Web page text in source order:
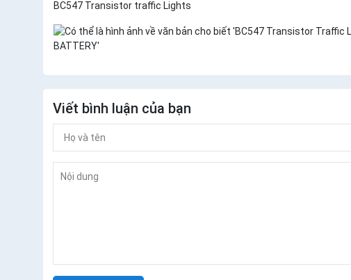
BC547 Transistor traffic Lights
Viết bình luận của bạn